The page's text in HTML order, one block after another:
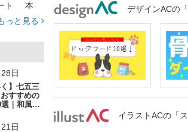
ト 本
木
書類
ラ
っと見る
日
く】七五三
すすめの
｜和風の
日
デザインACの
イラストACの「